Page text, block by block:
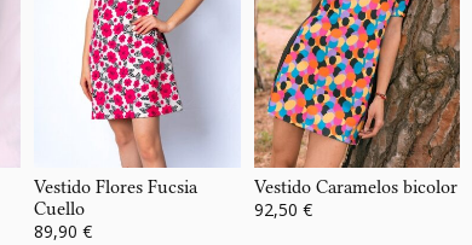
Vestido Flores Fucsia
Cuello
89,90 €
Vestido Caramelos bicolor
92,50 €